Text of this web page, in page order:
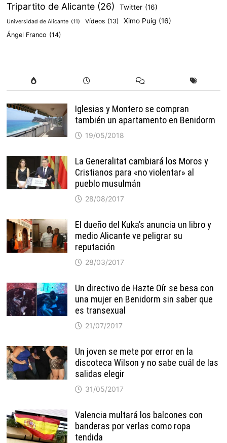
Tripartito de Alicante (26) Twitter (16)
Universidad de Alicante (11) Vídeos (13) Ximo Puig (16)
Ángel Franco (14)
Iglesias y Montero se compran
también un apartamento en Benidorm
19/05/2018
La Generalitat cambiará los Moros y
Cristianos para «no violentar» al
pueblo musulmán
28/08/2017
El dueño del Kuka’s anuncia un libro y
medio Alicante ve peligrar su
reputación
28/03/2017
Un directivo de Hazte Oír se besa con
una mujer en Benidorm sin saber que
es transexual
21/07/2017
Un joven se mete por error en la
discoteca Wilson y no sabe cuál de las
salidas elegir
31/05/2017
Valencia multará los balcones con
banderas por verlas como ropa
tendida